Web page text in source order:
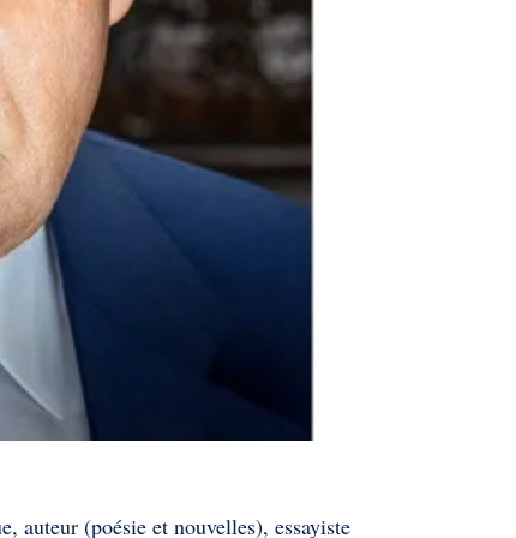
auteur (poésie et nouvelles), essayiste